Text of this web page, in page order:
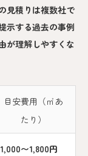
見積りは複数社で
示する過去の事例
が理解しやすくな
目安費用（㎡あ
たり）
1,000〜1,800円